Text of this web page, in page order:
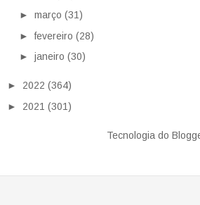
► março (31)
►fevereiro (28)
► janeiro (30)
► 2022 (364)
► 2021 (301)
Tecnologia do